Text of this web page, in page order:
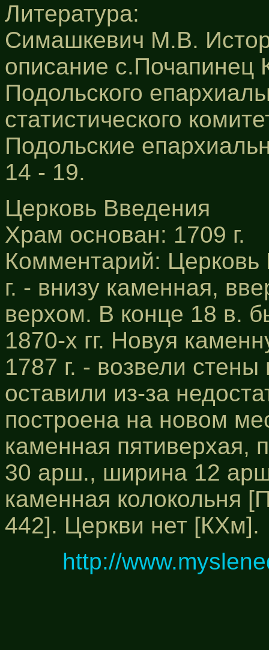
Литература:
Симашкевич М.В.
описание с.Почапинец
Подольского
статистического
Подольские
14 - 19.
Церковь Введения
Храм основан: 1709 г.
Комментарий: Церковь
г. - внизу каменная,
верхом. В конце 18 в.
1870-х гг. Новуя
1787 г. - возвели
оставили из-за
построена на новом
каменная пятиверхая,
30 арш., ширина 12
каменная колокольня
442]. Церкви нет [КХм].
http://